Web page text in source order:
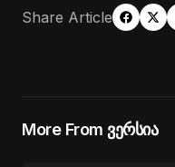
Share Article
More From ვერსია